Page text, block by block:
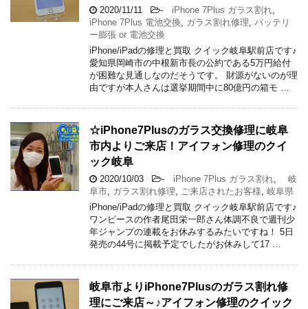
2020/11/11 - iPhone 7Plus ガラス割れ,
iPhone 7Plus 電池交換, ガラス割れ修理, バッテリ
ー膨張 or 電池交換
iPhone/iPadの修理と買取 クイック岐阜駅前店です♪
愛知県岡崎市の中根新市長の公約である5万円給付
が困難な見通しなのだそうです。 財源がないのが理
由ですが本人さんは選挙期間中に80億円の箱モ …
☆iPhone7Plusのガラス交換修理に岐阜
市内よりご来店！アイフォン修理のクイ
ック岐阜
2020/10/03 - iPhone 7Plus ガラス割れ,
岐
阜市, ガラス割れ修理, ご来店されたお客様, 岐阜県
iPhone/iPadの修理と買取 クイック岐阜駅前店です♪
ワンピースの作者尾田栄一郎さん体調不良で週刊少
年ジャンプの連載をお休みするみたいですね！ 5日
発売の44号に掲載予定でしたがお休みして17 …
岐阜市よりiPhone7Plusのガラス割れ修
理にご来店～♪アイフォン修理のクイック